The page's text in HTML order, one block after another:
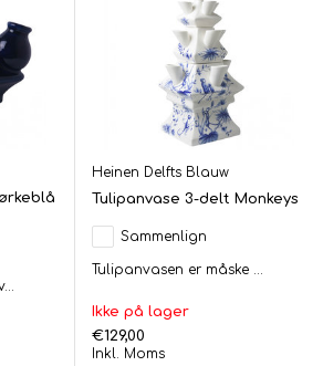
Heinen Delfts Blauw
Tulipanvase 3-delt Monkeys
Sammenlign
Tulipanvasen er måske ...
Ikke på lager
€129,00
Inkl. Moms